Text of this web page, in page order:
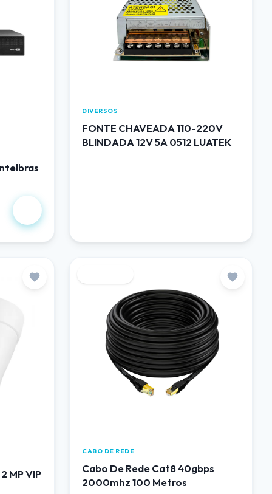
DIVERSOS
FONTE CHAVEADA 110-220V
BLINDADA 12V 5A 0512 LUATEK
MP VIP
CABO DE REDE
Cabo De Rede Cat8 40gbps
2000mhz 100 Metros